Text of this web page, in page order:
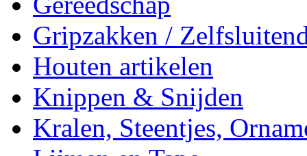
Gripzakken /
Houten artikelen
Knippen & Snijden
Kralen, Steentjes,